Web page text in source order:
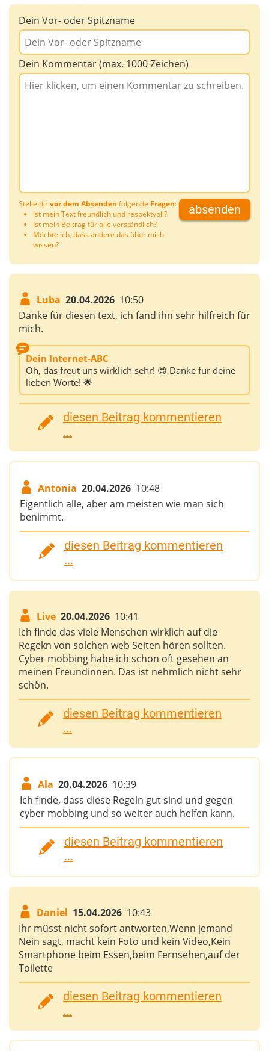
Dein Vor- oder Spitzname
Dein Kommentar (max. 1000 Zeichen)
Stelle dirvor dem Absenden folgende Fragen:
Ist mein Text freundlich und respektvoll?
Ist mein Beitrag für alle verständlich?
Möchte ich, dass andere das über mich
wissen?
absenden
Luba 20.04.2026 10:50
Danke für diesen text, ich fand ihn sehr hilfreich für
mich.
Dein Internet-ABC
Oh, das freut uns wirklich sehr! 😍 Danke für deine
lieben Worte! 🌟
diesen Beitrag kommentieren
...
Antonia 20.04.2026 10:48
Eigentlich alle, aber am meisten wie man sich
benimmt.
diesen Beitrag kommentieren
...
Live 20.04.2026 10:41
Ich finde das viele Menschen wirklich auf die
Regekn von solchen web Seiten hören sollten.
Cyber mobbing habe ich schon oft gesehen an
meinen Freundinnen. Das ist nehmlich nicht sehr
schön.
diesen Beitrag kommentieren
...
Ala 20.04.2026 10:39
Ich finde, dass diese Regeln gut sind und gegen
cyber mobbing und so weiter auch helfen kann.
diesen Beitrag kommentieren
...
Daniel 15.04.2026 10:43
Ihr müsst nicht sofort antworten,Wenn jemand
Nein sagt, macht kein Foto und kein Video,Kein
Smartphone beim Essen,beim Fernsehen,auf der
Toilette
diesen Beitrag kommentieren
...